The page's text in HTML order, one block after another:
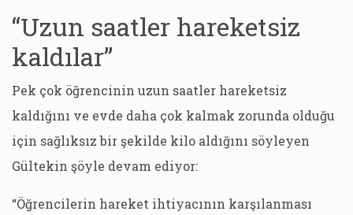
“Uzun saatler hareketsiz
kaldılar”
Pek çok öğrencinin uzun saatler hareketsiz
kaldığını ve evde daha çok kalmak zorunda olduğu
için sağlıksız bir şekilde kilo aldığını söyleyen
Gültekin şöyle devam ediyor:
“Öğrencilerin hareket ihtiyacının karşılanması